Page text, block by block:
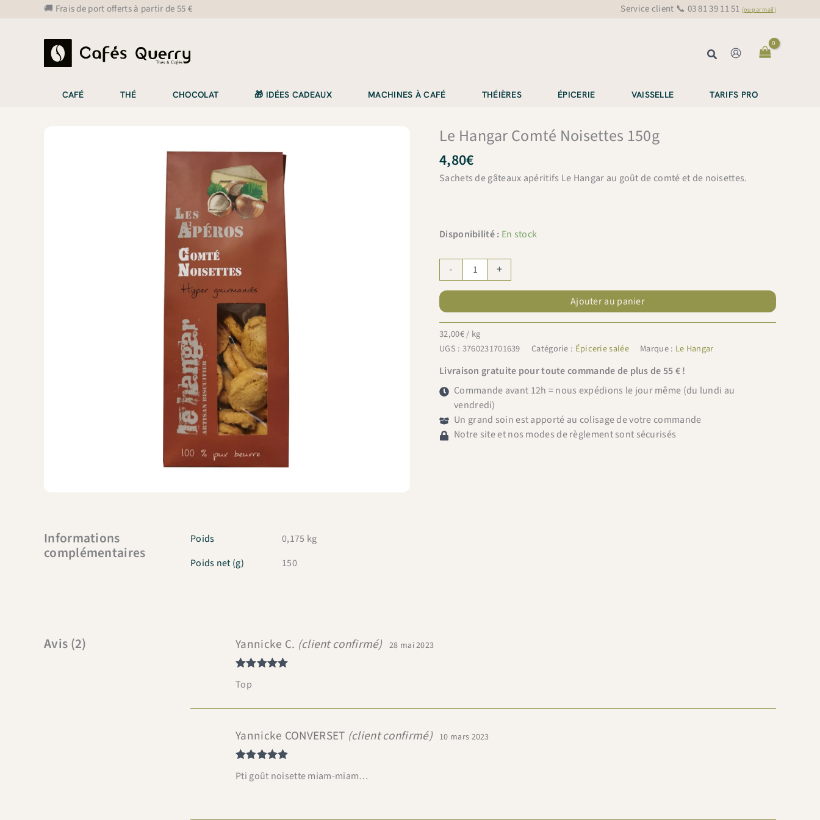
🚚 Frais de port offerts à partir de 55 € Service client 📞 03 81 39 11 51 (ou par mail)
Rechercher
CAFÉ THÉ CHOCOLAT 🎁 IDÉES CADEAUX MACHINES À CAFÉ THÉIÈRES ÉPICERIE VAISSELLE TARIFS PRO
Le Hangar Comté Noisettes 150g
4,80€
Sachets de gâteaux apéritifs Le Hangar au goût de comté et de noisettes.
Disponibilité : En stock
-
quantité
de
Le
Hangar
Comté
Noisettes
150g
+
Ajouter au panier
32,00€/ kg
UGS : 3760231701639 Catégorie : Épicerie salée Marque : Le Hangar
Livraison gratuite pour toute commande de plus de 55 € !
Commande avant 12h = nous expédions le jour même (du lundi au
vendredi)
Un grand soin est apporté au colisage de votre commande
Notre site et nos modes de règlement sont sécurisés
Informations
complémentaires
Poids
0,175 kg
Poids net (g)
150
Avis (2)
5
Yannicke C. (client confirmé) 28 mai 2023
Top
5
Yannicke CONVERSET (client confirmé) 10 mars 2023
Pti goût noisette miam-miam…